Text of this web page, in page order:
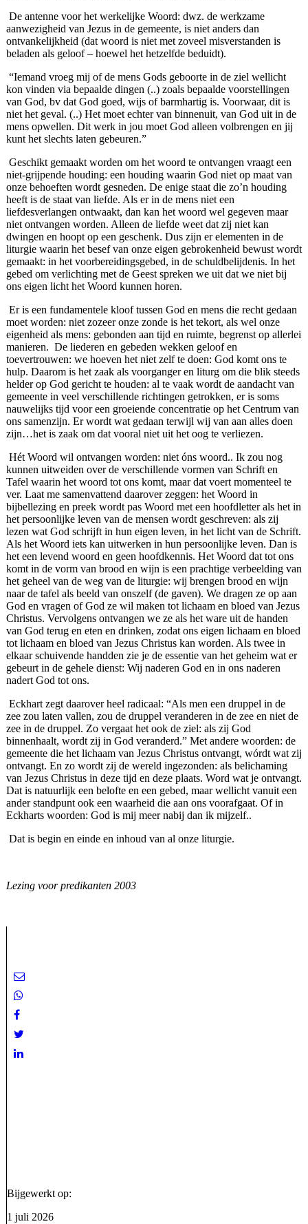
De antenne voor het werkelijke Woord: dwz. de werkzame
aanwezigheid van Jezus in de gemeente, is niet anders dan
ontvankelijkheid (dat woord is niet met zoveel misverstanden is
beladen als geloof – hoewel het hetzelfde beduidt).
“Iemand vroeg mij of de mens Gods geboorte in de ziel wellicht
kon vinden via bepaalde dingen (..) zoals bepaalde voorstellingen
van God, bv dat God goed, wijs of barmhartig is. Voorwaar, dit is
niet het geval. (..) Het moet echter van binnenuit, van God uit in de
mens opwellen. Dit werk in jou moet God alleen volbrengen en jij
kunt het slechts laten gebeuren.”
Geschikt gemaakt worden om het woord te ontvangen vraagt een
niet-grijpende houding: een houding waarin God niet op maat van
onze behoeften wordt gesneden. De enige staat die zo’n houding
heeft is de staat van liefde. Als er in de mens niet een
liefdesverlangen ontwaakt, dan kan het woord wel gegeven maar
niet ontvangen worden. Alleen de liefde weet dat zij niet kan
dwingen en hoopt op een geschenk. Dus zijn er elementen in de
liturgie waarin het besef van onze eigen gebrokenheid bewust wordt
gemaakt: in het voorbereidingsgebed, in de schuldbelijdenis. In het
gebed om verlichting met de Geest spreken we uit dat we niet bij
ons eigen licht het Woord kunnen horen.
Er is een fundamentele kloof tussen God en mens die recht gedaan
moet worden: niet zozeer onze zonde is het tekort, als wel onze
eigenheid als mens: gebonden aan tijd en ruimte, begrenst op allerlei
manieren. De liederen en gebeden wekken geloof en
toevertrouwen: we hoeven het niet zelf te doen: God komt ons te
hulp. Daarom is het zaak als voorganger en liturg om die blik steeds
helder op God gericht te houden: al te vaak wordt de aandacht van
gemeente in veel verschillende richtingen getrokken, er is soms
nauwelijks tijd voor een groeiende concentratie op het Centrum van
ons samenzijn. Er wordt wat gedaan terwijl wij van aan alles doen
zijn…het is zaak om dat vooral niet uit het oog te verliezen.
Hét Woord wil ontvangen worden: niet óns woord.. Ik zou nog
kunnen uitweiden over de verschillende vormen van Schrift en
Tafel waarin het woord tot ons komt, maar dat voert momenteel te
ver. Laat me samenvattend daarover zeggen: het Woord in
bijbellezing en preek wordt pas Woord met een hoofdletter als het in
het persoonlijke leven van de mensen wordt geschreven: als zij
lezen wat God schrijft in hun eigen leven, in het licht van de Schrift.
Als het Woord iets kan uitwerken in hun persoonlijke leven. Dan is
het een levend woord en geen hoofdkennis. Het Woord dat tot ons
komt in de vorm van brood en wijn is een prachtige verbeelding van
het geheel van de weg van de liturgie: wij brengen brood en wijn
naar de tafel als beeld van onszelf (de gaven). We dragen ze op aan
God en vragen of God ze wil maken tot lichaam en bloed van Jezus
Christus. Vervolgens ontvangen we ze als het ware uit de handen
van God terug en eten en drinken, zodat ons eigen lichaam en bloed
tot lichaam en bloed van Jezus Christus kan worden. Als twee in
elkaar schuivende handden zie je de essentie van het geheim wat er
gebeurt in de gehele dienst: Wij naderen God en in ons naderen
nadert God tot ons.
Eckhart zegt daarover heel radicaal: “Als men een druppel in de
zee zou laten vallen, zou de druppel veranderen in de zee en niet de
zee in de druppel. Zo vergaat het ook de ziel: als zij God
binnenhaalt, wordt zij in God veranderd.” Met andere woorden: de
gemeente die het lichaam van Jezus Christus ontvangt, wórdt wat zij
ontvangt. En zo wordt zij de wereld ingezonden: als belichaming
van Jezus Christus in deze tijd en deze plaats. Word wat je ontvangt.
Dat is natuurlijk een belofte en een gebed, maar wellicht vanuit een
ander standpunt ook een waarheid die aan ons voorafgaat. Of in
Eckharts woorden: God is mij meer nabij dan ik mijzelf..
Dat is begin en einde en inhoud van al onze liturgie.
Lezing voor predikanten 2003
Bijgewerkt op:
1 juli 2026